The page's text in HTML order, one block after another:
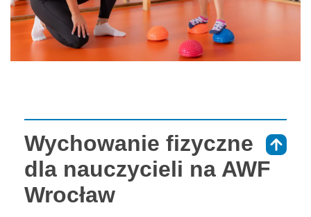
Wychowanie fizyczne
dla nauczycieli na AWF
Wrocław